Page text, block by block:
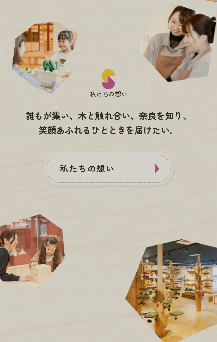
私たちの想い
誰もが集い、木と触れ合い、奈良を知り、
笑顔あふれるひとときを届けたい。
私たちの想い